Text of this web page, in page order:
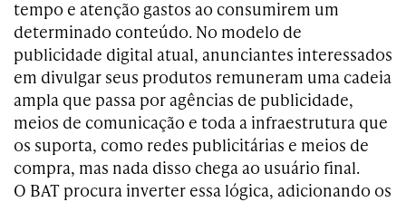
tempo e atenção gastos ao consumirem um
determinado conteúdo. No modelo de
publicidade digital atual, anunciantes interessados
em divulgar seus produtos remuneram uma cadeia
ampla que passa por agências de publicidade,
meios de comunicação e toda a infraestrutura que
os suporta, como redes publicitárias e meios de
compra, mas nada disso chega ao usuário final.
O BAT procura inverter essa lógica, adicionando os